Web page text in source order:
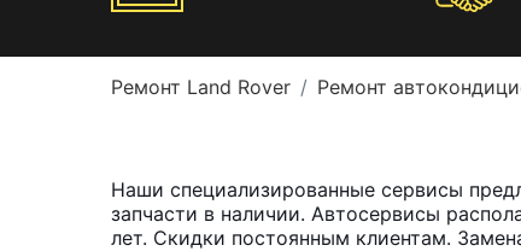
Ремонт Land Rover Ремонт
Наши специализированные сервисы
запчасти в наличии. Автосервисы
лет. Скидки постоянным клиентам.